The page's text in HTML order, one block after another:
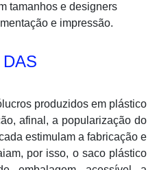
tamanhos e designers
e impressão.
produzidos em plástico
afinal, a popularização do
estimulam a fabricação e
por isso, o saco plástico